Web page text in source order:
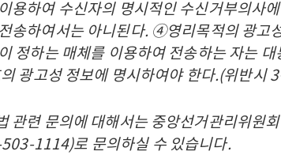
용하여 수신자의 명시적인 수신거부의사
송하여서는 아니된다. ④영리목적의 광고
정하는 매체를 이용하여 전송하는 자는
광고성 정보에 명시하여야 한다.(위반시
관련 문의에 대해서는 중앙선거관리위원회
1114)로 문의하실 수 있습니다.